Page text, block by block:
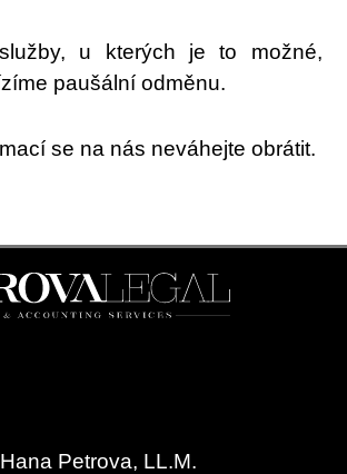
u kterých je to možné,
paušální odměnu.
se na nás neváhejte obrátit.
Petrova, LL.M.